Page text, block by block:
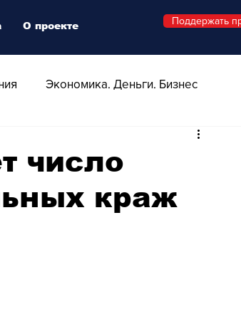
Экономика. Деньги. Бизнес
Стиль Стильный четверг
число
краж
О проекте Поддержать